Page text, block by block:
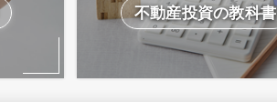
不動産投資の教科書